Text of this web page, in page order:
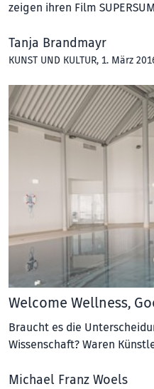
zeigen ihren Film
Tanja Brandmayr
KUNST UND KULTUR, 1. März
Welcome Wellness,
Braucht es die
Wissenschaft? Waren
Michael Franz Woels